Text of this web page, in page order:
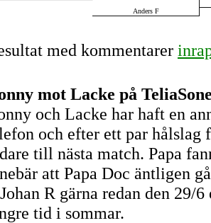
Anders F
med kommentarer
mot Lacke på
och Lacke har haft en
och efter ett par hålslag
till nästa match. Papa
att Papa Doc äntligen
R gärna redan den 29/
tid i sommar.